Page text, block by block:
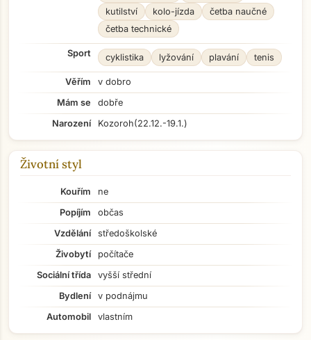
kutilství
kolo-jízda
četba naučné
četba technické
Sport cyklistika lyžování plavání tenis
Věřím
v dobro
Mám se
dobře
Narození
Kozoroh(22.12.-19.1.)
Životní styl
Kouřím
ne
Popíjím
občas
Vzdělání
středoškolské
Živobytí
počítače
Sociální třída
vyšší střední
Bydlení
v podnájmu
Automobil
vlastním